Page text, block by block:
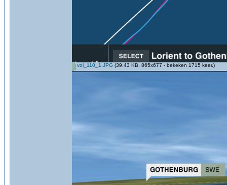
vol_110_1.JPG (39.43 KB, 865x677 - bekeken 1715 keer.)